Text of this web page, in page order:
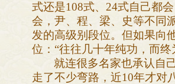
式还是108式、24式自己都
会，尹、程、梁、史等不同
发的高级别段位。但如果向
位：“往往几十年纯功，而终
就连很多名家也承认自
走了不少弯路，近10年才对